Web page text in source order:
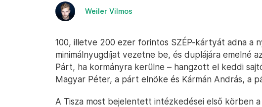
Weiler Vilmos
100, illetve 200 ezer forintos SZÉP-kártyát adna a
minimálnyugdíjat vezetne be, és duplájára emelné
Párt, ha kormányra kerülne – hangzott el keddi
Magyar Péter, a párt elnöke és Kármán András, a
A Tisza most bejelentett intézkedései első körben